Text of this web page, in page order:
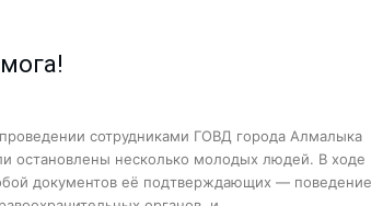
...
садов?...
л...
сотрудниками ГОВД города Алмалыка
остановлены несколько молодых людей. В ходе
документов её подтверждающих — поведение